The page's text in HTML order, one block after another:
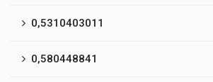
0,5310403011
0,580448841